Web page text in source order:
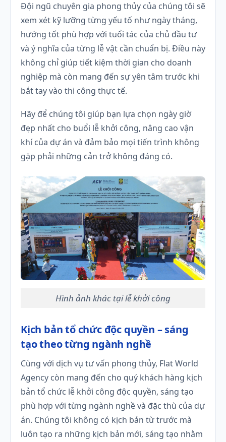
Đội ngũ chuyên gia phong thủy của chúng tôi sẽ
xem xét kỹ lưỡng từng yếu tố như ngày tháng,
hướng tốt phù hợp với tuổi tác của chủ đầu tư
và ý nghĩa của từng lễ vật cần chuẩn bị. Điều này
không chỉ giúp tiết kiệm thời gian cho doanh
nghiệp mà còn mang đến sự yên tâm trước khi
bắt tay vào thi công thực tế.
Hãy để chúng tôi giúp bạn lựa chọn ngày giờ
đẹp nhất cho buổi lễ khởi công, nâng cao vận
khí của dự án và đảm bảo mọi tiến trình không
gặp phải những cản trở không đáng có.
Hình ảnh khác tại lễ khởi công
Kịch bản tổ chức độc quyền – sáng
tạo theo từng ngành nghề
Cùng với dịch vụ tư vấn phong thủy, Flat World
Agency còn mang đến cho quý khách hàng kịch
bản tổ chức lễ khởi công độc quyền, sáng tạo
phù hợp với từng ngành nghề và đặc thù của dự
án. Chúng tôi không có kịch bản từ trước mà
luôn tạo ra những kịch bản mới, sáng tạo nhằm